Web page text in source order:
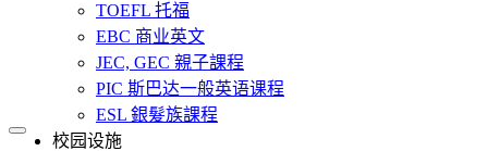
TOEFL 托福
EBC 商业英文
JEC, GEC 親子課程
PIC 斯巴达一般英语课程
ESL 銀髮族課程
校园设施